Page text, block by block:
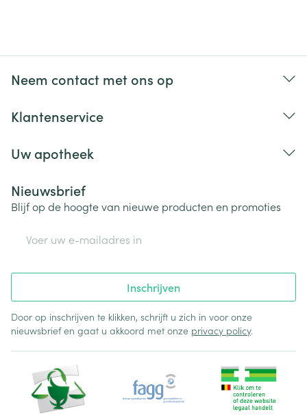
Neem contact met ons op
Klantenservice
Uw apotheek
Nieuwsbrief
Blijf op de hoogte van nieuwe producten en promoties
Inschrijven
Door op inschrijven te klikken, schrijft u zich in voor onze
nieuwsbrief en gaat u akkoord met onze privacy policy.